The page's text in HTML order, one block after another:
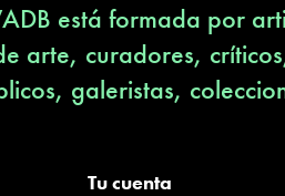
está formada por
arte, curadores,
galeristas,
Tu cuenta